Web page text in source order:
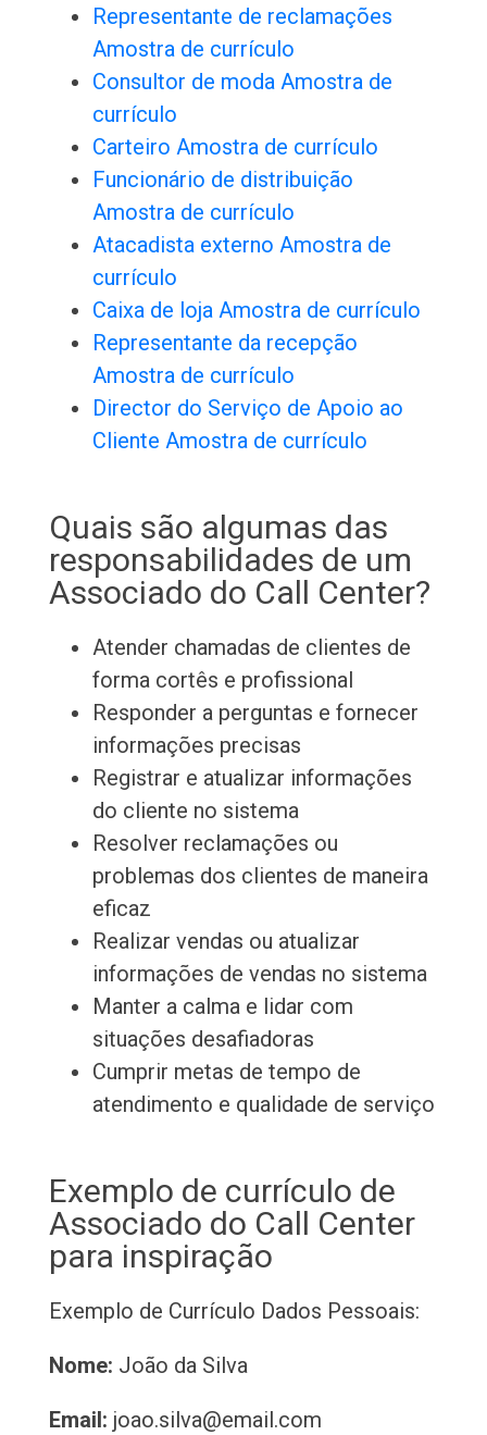
Representante de reclamações
Amostra de currículo
Consultor de moda Amostra de
currículo
Carteiro Amostra de currículo
Funcionário de distribuição
Amostra de currículo
Atacadista externo Amostra de
currículo
Caixa de loja Amostra de currículo
Representante da recepção
Amostra de currículo
Director do Serviço de Apoio ao
Cliente Amostra de currículo
Quais são algumas das
responsabilidades de um
Associado do Call Center?
Atender chamadas de clientes de
forma cortês e profissional
Responder a perguntas e fornecer
informações precisas
Registrar e atualizar informações
do cliente no sistema
Resolver reclamações ou
problemas dos clientes de maneira
eficaz
Realizar vendas ou atualizar
informações de vendas no sistema
Manter a calma e lidar com
situações desafiadoras
Cumprir metas de tempo de
atendimento e qualidade de serviço
Exemplo de currículo de
Associado do Call Center
para inspiração
Exemplo de Currículo Dados Pessoais:
Nome: João da Silva
Email: joao.silva@email.com